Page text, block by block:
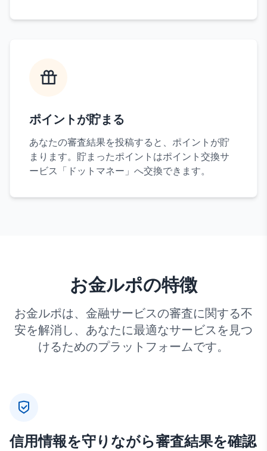
ポイントが貯まる
あなたの審査結果を投稿すると、ポイントが貯
まります。貯まったポイントはポイント交換サ
ービス「ドットマネー」へ交換できます。
お金ルポの特徴
お金ルポは、金融サービスの審査に関する不
安を解消し、あなたに最適なサービスを見つ
けるためのプラットフォームです。
信用情報を守りながら審査結果を確認